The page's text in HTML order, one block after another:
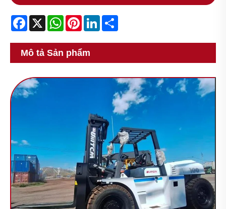
Facebook
X WhatsApp
PinterestLinkedIn
Mô tả Sản phẩm